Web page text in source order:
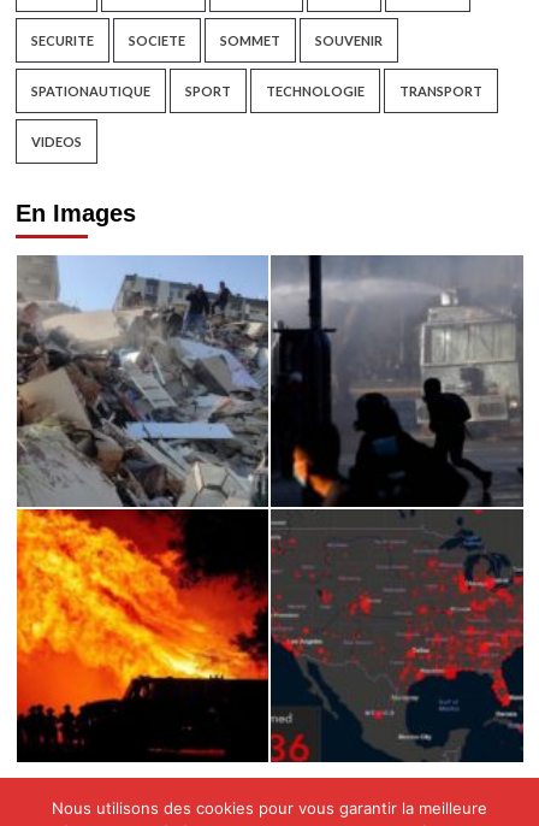
SECURITE SOCIETE SOMMET SOUVENIR
SPATIONAUTIQUE SPORT TECHNOLOGIE TRANSPORT
VIDEOS
En Images
Nous utilisons des cookies pour vous garantir la meilleure